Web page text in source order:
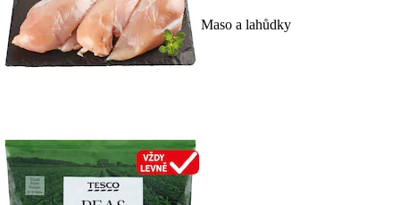
Maso a lahůdky